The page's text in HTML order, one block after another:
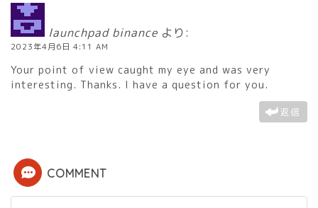
launchpad binance より:
2023年4月6日 4:11 AM
Your point of view caught my eye and was very
interesting. Thanks. I have a question for you.
返信
COMMENT